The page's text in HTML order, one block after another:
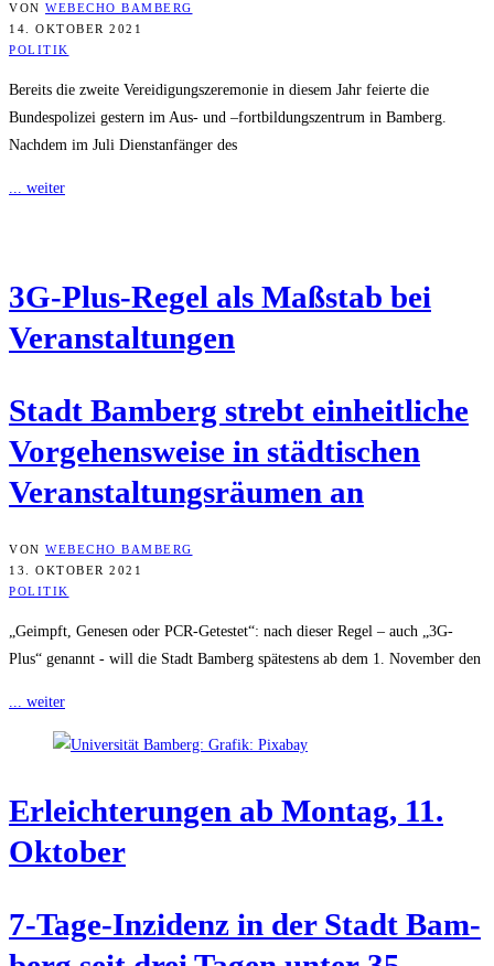
VON WEBECHO BAMBERG
14. OKTOBER 2021
POLITIK
Bereits die zweite Vereidigungszeremonie in diesem Jahr feierte die
Bundespolizei gestern im Aus- und –fortbildungszentrum in Bamberg.
Nachdem im Juli Dienstanfänger des
... weiter
3G-Plus-Regel als Maß­stab bei
Veranstaltungen
Stadt Bam­berg strebt ein­heit­li­che
Vor­ge­hens­wei­se in städ­ti­schen
Ver­an­stal­tungs­räu­men an
VON WEBECHO BAMBERG
13. OKTOBER 2021
POLITIK
„Geimpft, Genesen oder PCR-Getestet“: nach dieser Regel – auch „3G-
Plus“ genannt - will die Stadt Bamberg spätestens ab dem 1. November den
... weiter
Erleich­te­run­gen ab Mon­tag, 11.
Oktober
7‑Ta­ge-Inzi­denz in der Stadt Bam­